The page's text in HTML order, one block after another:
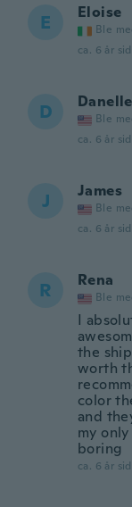
E Eloise
Ble
ca. 6 år
D Ble
ca. 6 år
J James
Ble
ca. 6 år
R Rena
Ble
I
the
worth
color
and
my
boring
ca. 6 år